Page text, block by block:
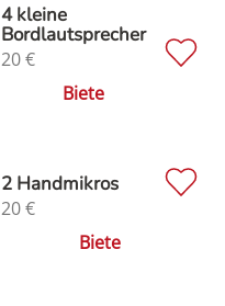
4 kleine
Bordlautsprecher
20€
Biete
2 Handmikros
20€
Biete